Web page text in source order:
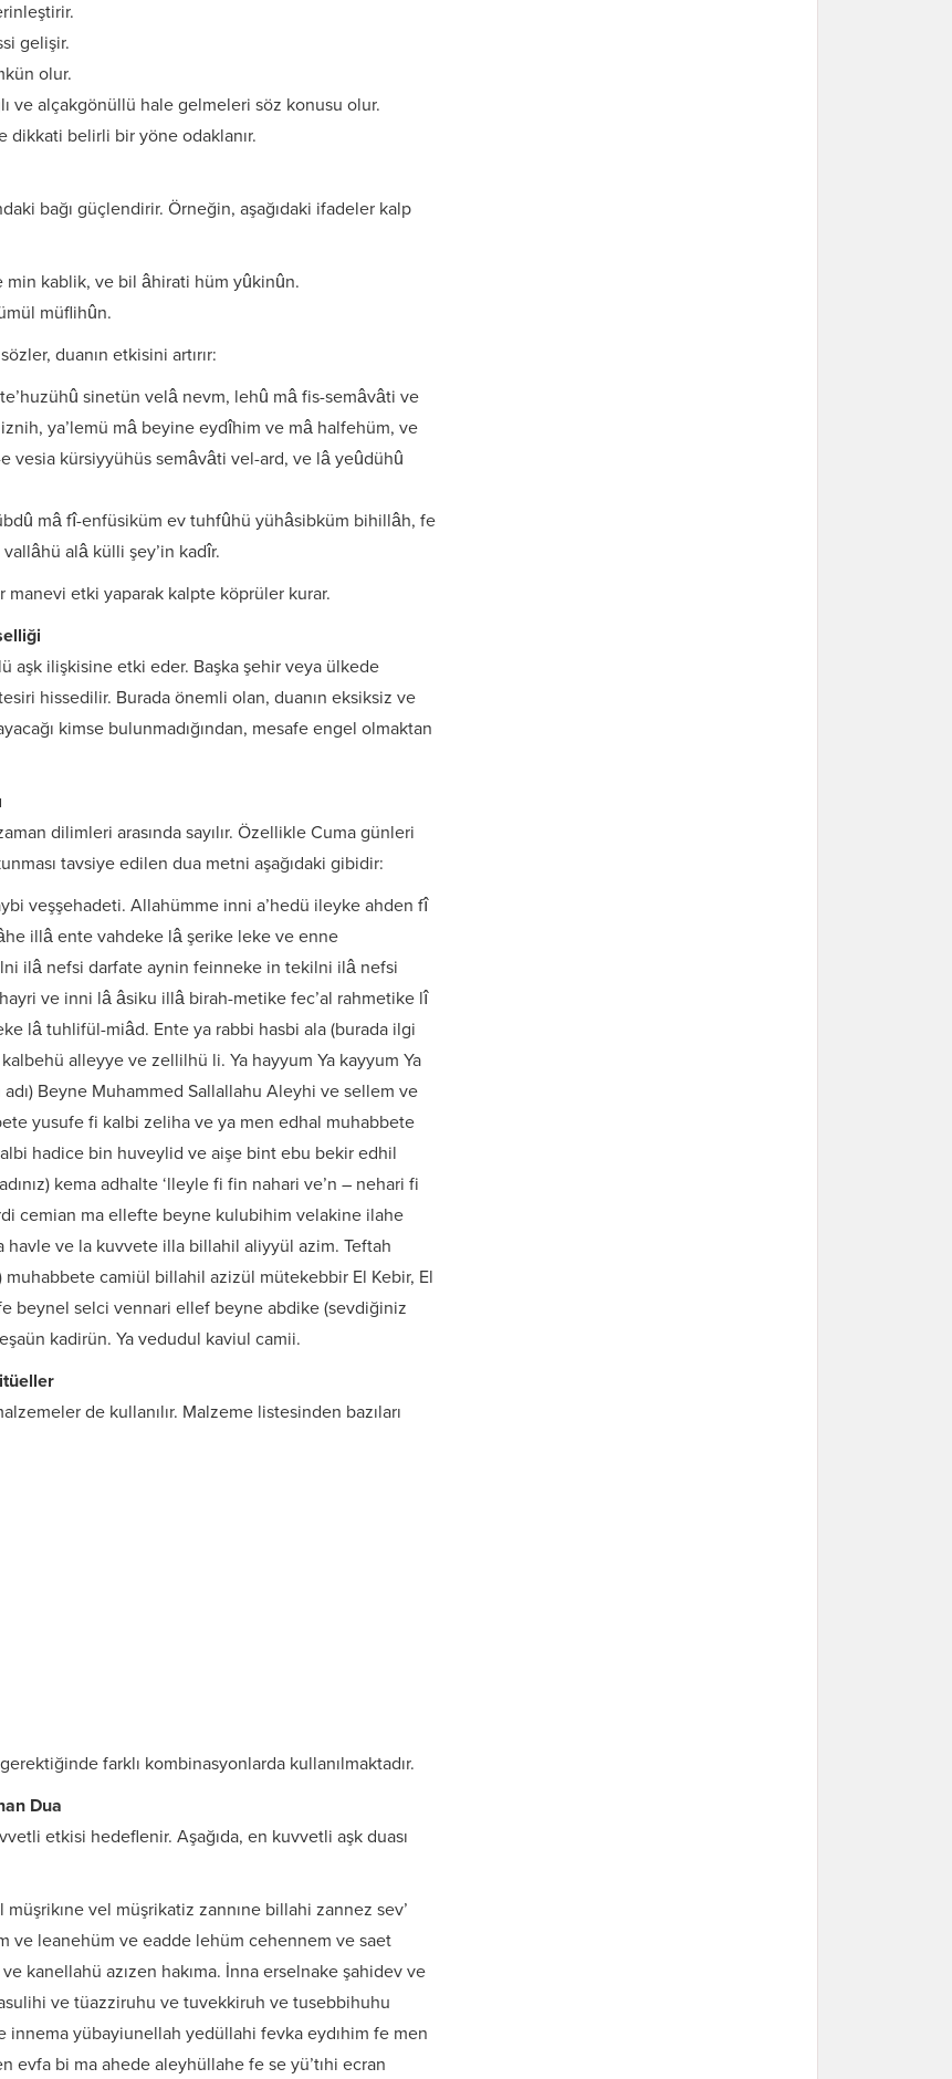
gelişir.
olur.
ve alçakgönüllü hale gelmeleri söz konusu olur.
dikkati belirli bir yöne odaklanır.
bağı güçlendirir. Örneğin, aşağıdaki ifadeler kalp
kablik, ve bil âhirati hüm yûkinûn.
müflihûn.
duanın etkisini artırır:
sinetün velâ nevm, lehû mâ fis-semâvâti ve
ya’lemü mâ beyine eydîhim ve mâ halfehüm, ve
vesia kürsiyyühüs semâvâti vel-ard, ve lâ yeûdühû
mâ fî-enfüsiküm ev tuhfûhü yühâsibküm bihillâh, fe
alâ külli şey’in kadîr.
etki yaparak kalpte köprüler kurar.
aşk ilişkisine etki eder. Başka şehir veya ülkede
hissedilir. Burada önemli olan, duanın eksiksiz ve
kimse bulunmadığından, mesafe engel olmaktan
dilimleri arasında sayılır. Özellikle Cuma günleri
tavsiye edilen dua metni aşağıdaki gibidir:
veşşehadeti. Allahümme inni a’hedü ileyke ahden fî
illâ ente vahdeke lâ şerike leke ve enne
ilâ nefsi darfate aynin feinneke in tekilni ilâ nefsi
ve inni lâ âsiku illâ birah-metike fec’al rahmetike lî
lâ tuhlifül-miâd. Ente ya rabbi hasbi ala (burada ilgi
alleyye ve zellilhü li. Ya hayyum Ya kayyum Ya
Beyne Muhammed Sallallahu Aleyhi ve sellem ve
yusufe fi kalbi zeliha ve ya men edhal muhabbete
hadice bin huveylid ve aişe bint ebu bekir edhil
kema adhalte ‘lleyle fi fin nahari ve’n – nehari fi
cemian ma ellefte beyne kulubihim velakine ilahe
ve la kuvvete illa billahil aliyyül azim. Teftah
muhabbete camiül billahil azizül mütekebbir El Kebir, El
beynel selci vennari ellef beyne abdike (sevdiğiniz
kadirün. Ya vedudul kaviul camii.
de kullanılır. Malzeme listesinden bazıları
farklı kombinasyonlarda kullanılmaktadır.
Dua
etkisi hedeflenir. Aşağıda, en kuvvetli aşk duası
vel müşrikatiz zannıne billahi zannez sev’
ve leanehüm ve eadde lehüm cehennem ve saet
kanellahü azızen hakıma. İnna erselnake şahidev ve
ve tüazziruhu ve tuvekkiruh ve tusebbihuhu
innema yübayiunellah yedüllahi fevka eydıhim fe men
evfa bi ma ahede aleyhüllahe fe se yü’tıhi ecran